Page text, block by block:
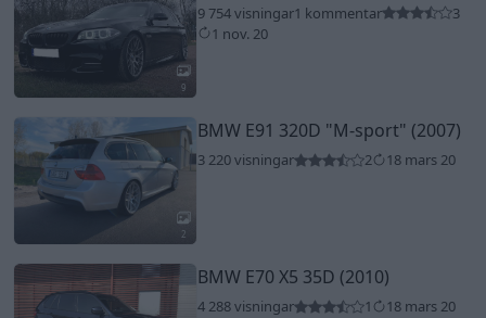
9
9 754 visningar1 kommentar
3
1 nov. 20
2
BMW E91 320D "M-sport" (2007)
3 220 visningar 2 18 mars 20
BMW E70 X5 35D (2010)
4 288 visningar 1 18 mars 20